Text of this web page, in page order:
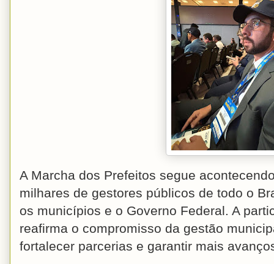
A Marcha dos Prefeitos segue
milhares de gestores públicos de todo o
os municípios e o Governo Federal. A
reafirma o compromisso da gestão
fortalecer parcerias e garantir mais